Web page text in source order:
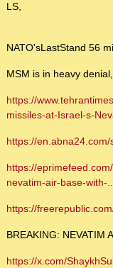
LS,
NATO'sLastStand 56
MSM is in heavy
https://
missiles-at-Israel-s-
https://
https://
nevatim-air-base-with-
https://
BREAKING: NEVATIM
https://x.com/